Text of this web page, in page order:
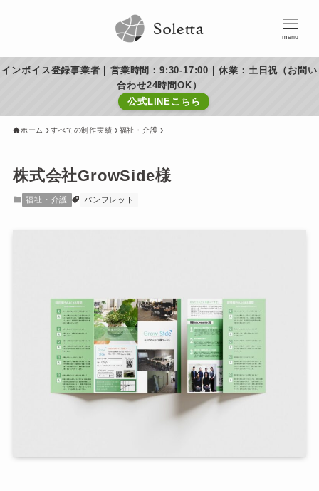
menu
インボイス登録事業者 | 営業時間：9:30-17:00 | 休業：土日祝（お問い
合わせ24時間OK）
公式LINEこちら
ホーム すべての制作実績 福祉・介護
株式会社GrowSide様
福祉・介護 パンフレット